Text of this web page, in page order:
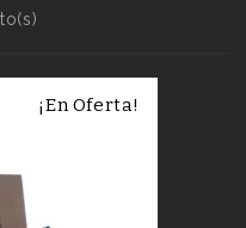
¡En Oferta!